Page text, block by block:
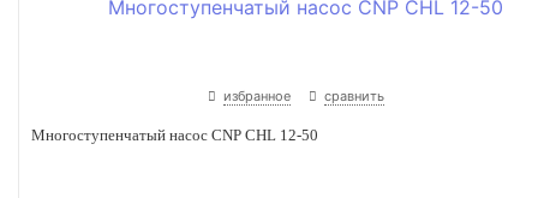
избранное сравнить
Многоступенчатый насос CNP CHL 12-50